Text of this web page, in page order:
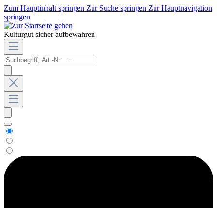
Zum Hauptinhalt springen Zur Suche springen Zur Hauptnavigation
springen
Kulturgut sicher aufbewahren